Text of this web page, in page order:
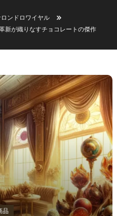
ンドロワイヤル
新が織りなすチョコレートの傑作
品